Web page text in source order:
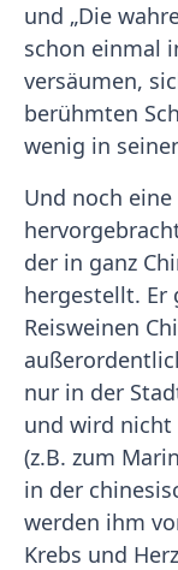
und „Die
schon einmal
versäumen,
berühmten
wenig in
Und noch
der in ganz
hergestellt. Er
Reisweinen
nur in der
und wird nicht
(z.B. zum
in der
werden ihm
Krebs und